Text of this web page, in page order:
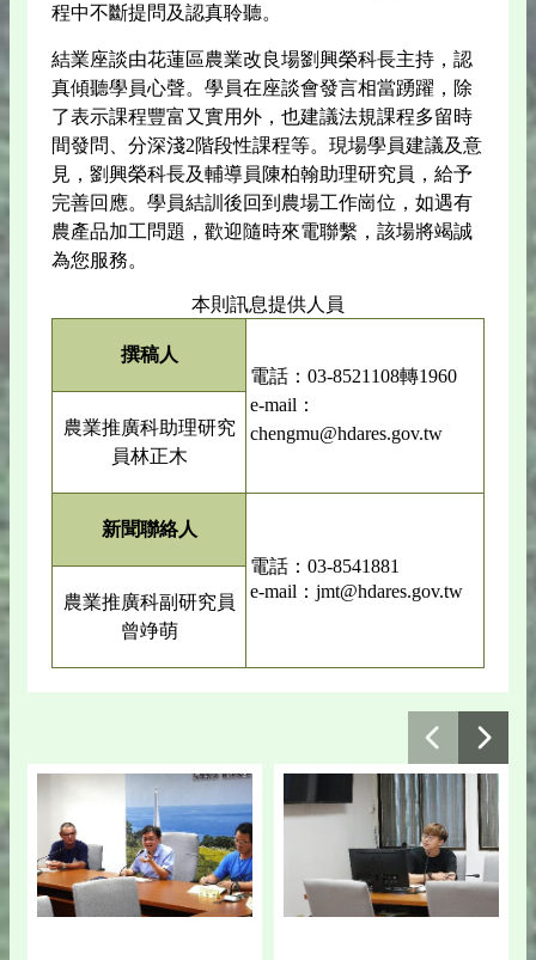
程中不斷提問及認真聆聽。
結業座談由花蓮區農業改良場劉興榮科長主持，認
真傾聽學員心聲。學員在座談會發言相當踴躍，除
了表示課程豐富又實用外，也建議法規課程多留時
間發問、分深淺2階段性課程等。現場學員建議及意
見，劉興榮科長及輔導員陳柏翰助理研究員，給予
完善回應。學員結訓後回到農場工作崗位，如遇有
農產品加工問題，歡迎隨時來電聯繫，該場將竭誠
為您服務。
本則訊息提供人員
撰稿人
電話：03-8521108轉1960
e-mail：
chengmu@hdares.gov.tw
農業推廣科助理研究
員林正木
新聞聯絡人
電話：03-8541881
e-mail：jmt@hdares.gov.tw
農業推廣科副研究員
曾竫萌